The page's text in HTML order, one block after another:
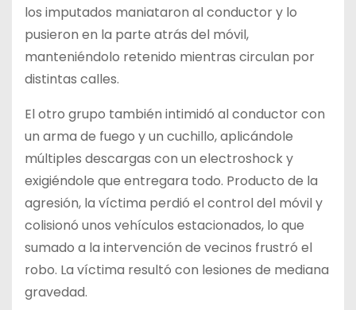
los imputados maniataron al conductor y lo
pusieron en la parte atrás del móvil,
manteniéndolo retenido mientras circulan por
distintas calles.
El otro grupo también intimidó al conductor con
un arma de fuego y un cuchillo, aplicándole
múltiples descargas con un electroshock y
exigiéndole que entregara todo. Producto de la
agresión, la víctima perdió el control del móvil y
colisionó unos vehículos estacionados, lo que
sumado a la intervención de vecinos frustró el
robo. La víctima resultó con lesiones de mediana
gravedad.